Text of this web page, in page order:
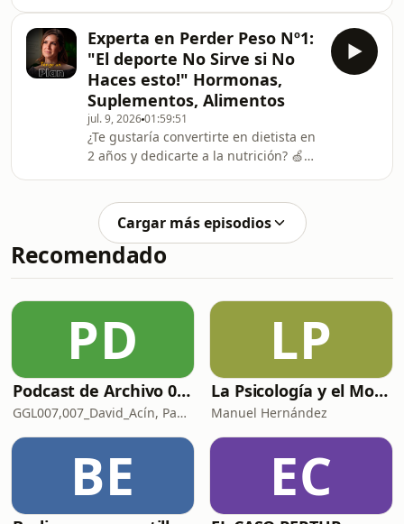
Instagram: https://www.instagr
https://bit.ly/4yeM2hV👉🏽 Apúntate a
nuestra comunidad interna para
enterarte de todas las novedades y
contenido extra:
https://tengounplanpodcast.com/newsletter/
🎧 Escucha nuestro libro totalmente
gratis con la prueba de Audible:
https://amzn.to/435yTLc📘 Más de
Experta en Perder Peso Nº1:
"El deporte No Sirve si No
Haces esto!" Hormonas,
Suplementos, Alimentos
jul. 9, 202601:59:51
¿Te gustaría convertirte en dietista en
2 años y dedicarte a la nutrición? 🍏
un Plan? Puedes contactar aquí:
https://goo.su/7zXDCTYÚnete a
nuestra newsletter y recibe regalos,
contenido exclusivo, herramientas e
nadie.
https://tengounplanpodcast.com/#newsletter
🎧 Escucha nuestro libro totalment
Cargar más episodios
Recomendado
PD
Podcast de Archivo 007
GGL007,007_David_Acín, Pablo_Ortega, 58, AlbertoBond y Claalc
LP
La Psicología y el Modelo Parcuve®
Manuel Hernández
BE EC